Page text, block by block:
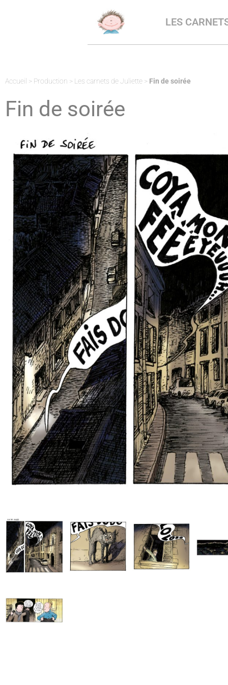
LES
Accueil > Production > Les carnets de Juliette > Fin de soirée
Fin de soirée